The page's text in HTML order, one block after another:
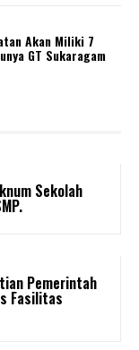
Akan Miliki 7
GT Sukaragam
Sekolah
Pemerintah
Fasilitas